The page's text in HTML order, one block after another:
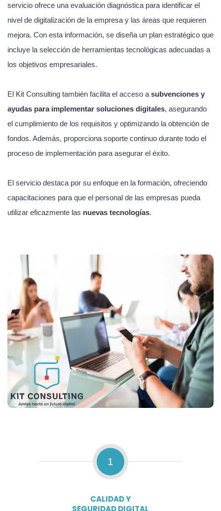
servicio ofrece una evaluación diagnóstica para identificar el
nivel de digitalización de la empresa y las áreas que requieren
mejora. Con esta información, se diseña un plan estratégico que
incluye la selección de herramientas tecnológicas adecuadas a
los objetivos empresariales.
El Kit Consulting también facilita el acceso a subvenciones y
ayudas para implementar soluciones digitales, asegurando
el cumplimiento de los requisitos y optimizando la obtención de
fondos. Además, proporciona soporte continuo durante todo el
proceso de implementación para asegurar el éxito.
El servicio destaca por su enfoque en la formación, ofreciendo
capacitaciones para que el personal de las empresas pueda
utilizar eficazmente las nuevas tecnologías.
1
CALIDAD Y
SEGURIDAD DIGITAL